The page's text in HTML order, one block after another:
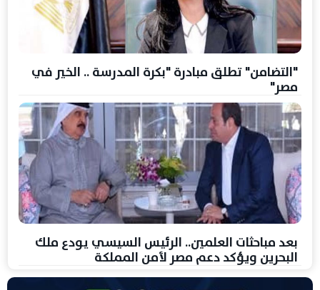
"التضامن" تطلق مبادرة "بكرة المدرسة .. الخير في
مصر"
بعد مباحثات العلمين.. الرئيس السيسي يودع ملك
البحرين ويؤكد دعم مصر لأمن المملكة